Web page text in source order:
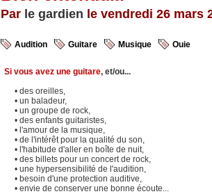
Par le gardien le vendredi 26 mars
Audition Guitare Musique Ouie
Si vous avez une guitare, et/ou...
• des oreilles,
• un baladeur,
• un groupe de rock,
• des enfants guitaristes,
• l'amour de la musique,
• de l'intérêt pour la qualité du son,
• l'habitude d'aller en boîte de nuit,
• des billets pour un concert de rock,
• une hypersensibilité de l'audition,
• besoin d'une protection auditive,
• envie de conserver une bonne écoute...